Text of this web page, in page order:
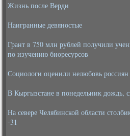
Жизнь после Верди
Наигранные девяностые
Грант в 750 млн рублей получили
по изучению биоресурсов
Социологи оценили нелюбовь
В Кыргызстане в понедельник дождь,
На севере Челябинской области
-31